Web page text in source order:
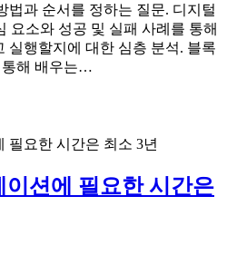
법과 순서를 정하는 질문. 디지털
요소와 성공 및 실패 사례를 통해
실행할지에 대한 심층 분석. 블록
통해 배우는…
션에 필요한 시간은